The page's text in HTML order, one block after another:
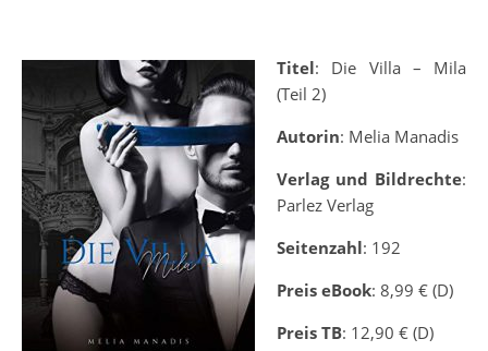
Titel: Die Villa – Mila
(Teil 2)
Autorin: Melia Manadis
Verlag und Bildrechte:
Parlez Verlag
Seitenzahl: 192
Preis eBook: 8,99 € (D)
Preis TB: 12,90 € (D)